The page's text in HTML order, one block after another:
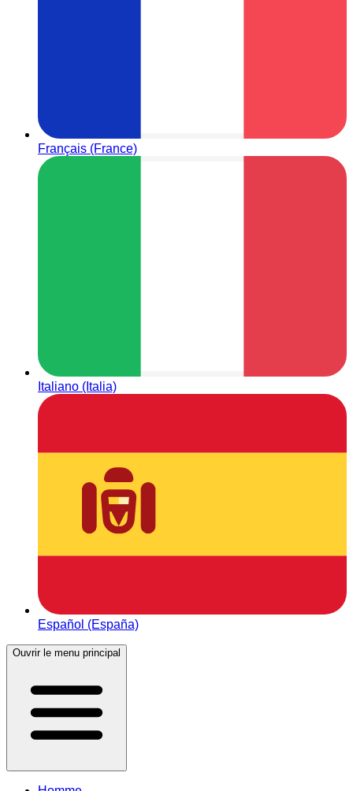
Français (France)
Italiano (Italia)
Español (España)
Ouvrir le menu principal